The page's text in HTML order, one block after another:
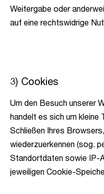
Weitergabe oder
auf eine rechtswidrige
3) Cookies
Um den Besuch unserer
handelt es sich um kleine
Schließen Ihres
wiederzuerkennen (sog.
Standortdaten sowie IP-
jeweiligen Cookie-